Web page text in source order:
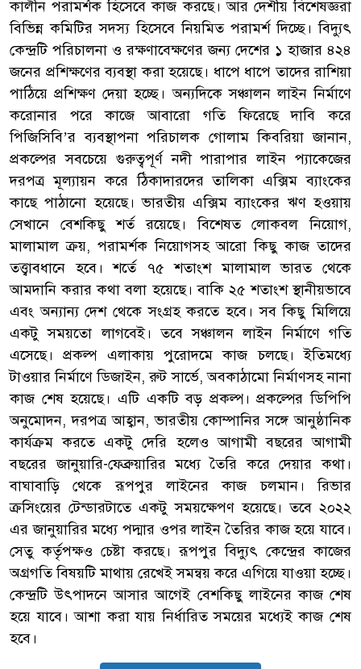
কালীন পরামর্শক হিসেবে কাজ করছে। আর দেশীয় বিশেষজ্ঞরা
বিভিন্ন কমিটির সদস্য হিসেবে নিয়মিত পরামর্শ দিচ্ছে। বিদ্যুৎ
কেন্দ্রটি পরিচালনা ও রক্ষণাবেক্ষণের জন্য দেশের ১ হাজার ৪২৪
জনের প্রশিক্ষণের ব্যবস্থা করা হয়েছে। ধাপে ধাপে তাদের রাশিয়া
পাঠিয়ে প্রশিক্ষণ দেয়া হচ্ছে। অন্যদিকে সঞ্চালন লাইন নির্মাণে
করোনার পরে কাজে আবারো গতি ফিরেছে দাবি করে
পিজিসিবি’র ব্যবস্থাপনা পরিচালক গোলাম কিবরিয়া জানান,
প্রকল্পের সবচেয়ে গুরুত্বপূর্ণ নদী পারাপার লাইন প্যাকেজের
দরপত্র মূল্যায়ন করে ঠিকাদারদের তালিকা এক্সিম ব্যাংকের
কাছে পাঠানো হয়েছে। ভারতীয় এক্সিম ব্যাংকের ঋণ হওয়ায়
সেখানে বেশকিছু শর্ত রয়েছে। বিশেষত লোকবল নিয়োগ,
মালামাল ক্রয়, পরামর্শক নিয়োগসহ আরো কিছু কাজ তাদের
তত্ত্বাবধানে হবে। শর্তে ৭৫ শতাংশ মালামাল ভারত থেকে
আমদানি করার কথা বলা হয়েছে। বাকি ২৫ শতাংশ স্থানীয়ভাবে
এবং অন্যান্য দেশ থেকে সংগ্রহ করতে হবে। সব কিছু মিলিয়ে
একটু সময়তো লাগবেই। তবে সঞ্চালন লাইন নির্মাণে গতি
এসেছে। প্রকল্প এলাকায় পুরোদমে কাজ চলছে। ইতিমধ্যে
টাওয়ার নির্মাণে ডিজাইন, রুট সার্ভে, অবকাঠামো নির্মাণসহ নানা
কাজ শেষ হয়েছে। এটি একটি বড় প্রকল্প। প্রকল্পের ডিপিপি
অনুমোদন, দরপত্র আহ্বান, ভারতীয় কোম্পানির সঙ্গে আনুষ্ঠানিক
কার্যক্রম করতে একটু দেরি হলেও আগামী বছরের আগামী
বছরের জানুয়ারি-ফেব্রুয়ারির মধ্যে তৈরি করে দেয়ার কথা।
বাঘাবাড়ি থেকে রূপপুর লাইনের কাজ চলমান। রিভার
ক্রসিংয়ের টেন্ডারটাতে একটু সময়ক্ষেপণ হয়েছে। তবে ২০২২
এর জানুয়ারির মধ্যে পদ্মার ওপর লাইন তৈরির কাজ হয়ে যাবে।
সেতু কর্তৃপক্ষও চেষ্টা করছে। রূপপুর বিদ্যুৎ কেন্দ্রের কাজের
অগ্রগতি বিষয়টি মাথায় রেখেই সমন্বয় করে এগিয়ে যাওয়া হচ্ছে।
কেন্দ্রটি উৎপাদনে আসার আগেই বেশকিছু লাইনের কাজ শেষ
হয়ে যাবে। আশা করা যায় নির্ধারিত সময়ের মধ্যেই কাজ শেষ
হবে।